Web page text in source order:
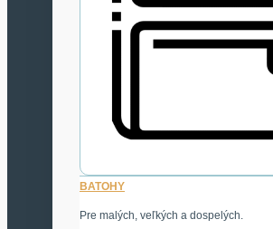
BATOHY
Pre malých, veľkých a dospelých.